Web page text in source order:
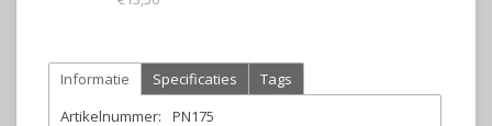
Informatie Specificaties
Tags
Artikelnummer:
PN175